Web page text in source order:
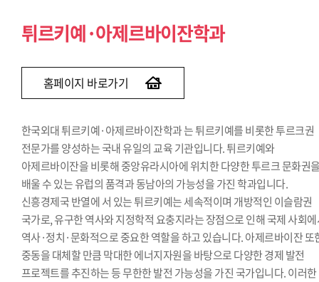
튀르키예·아제르바이잔학과
홈페이지 바로가기
한국외대 튀르키예·아제르바이잔학과 는 튀르키예를 비롯한 투르크권
전문가를 양성하는 국내 유일의 교육 기관입니다. 튀르키예와
아제르바이잔을 비롯해 중앙유라시아에 위치한 다양한 투르크 문화권
배울 수 있는 유럽의 품격과 동남아의 가능성을 가진 학과입니다.
신흥경제국 반열에 서 있는 튀르키예는 세속적이며 개방적인 이슬람권
국가로, 유구한 역사와 지정학적 요충지라는 장점으로 인해 국제 사회
역사·정치·문화적으로 중요한 역할을 하고 있습니다. 아제르바이잔 또
중동을 대체할 만큼 막대한 에너지자원을 바탕으로 다양한 경제 발전
프로젝트를 추진하는 등 무한한 발전 가능성을 가진 국가입니다. 이러한